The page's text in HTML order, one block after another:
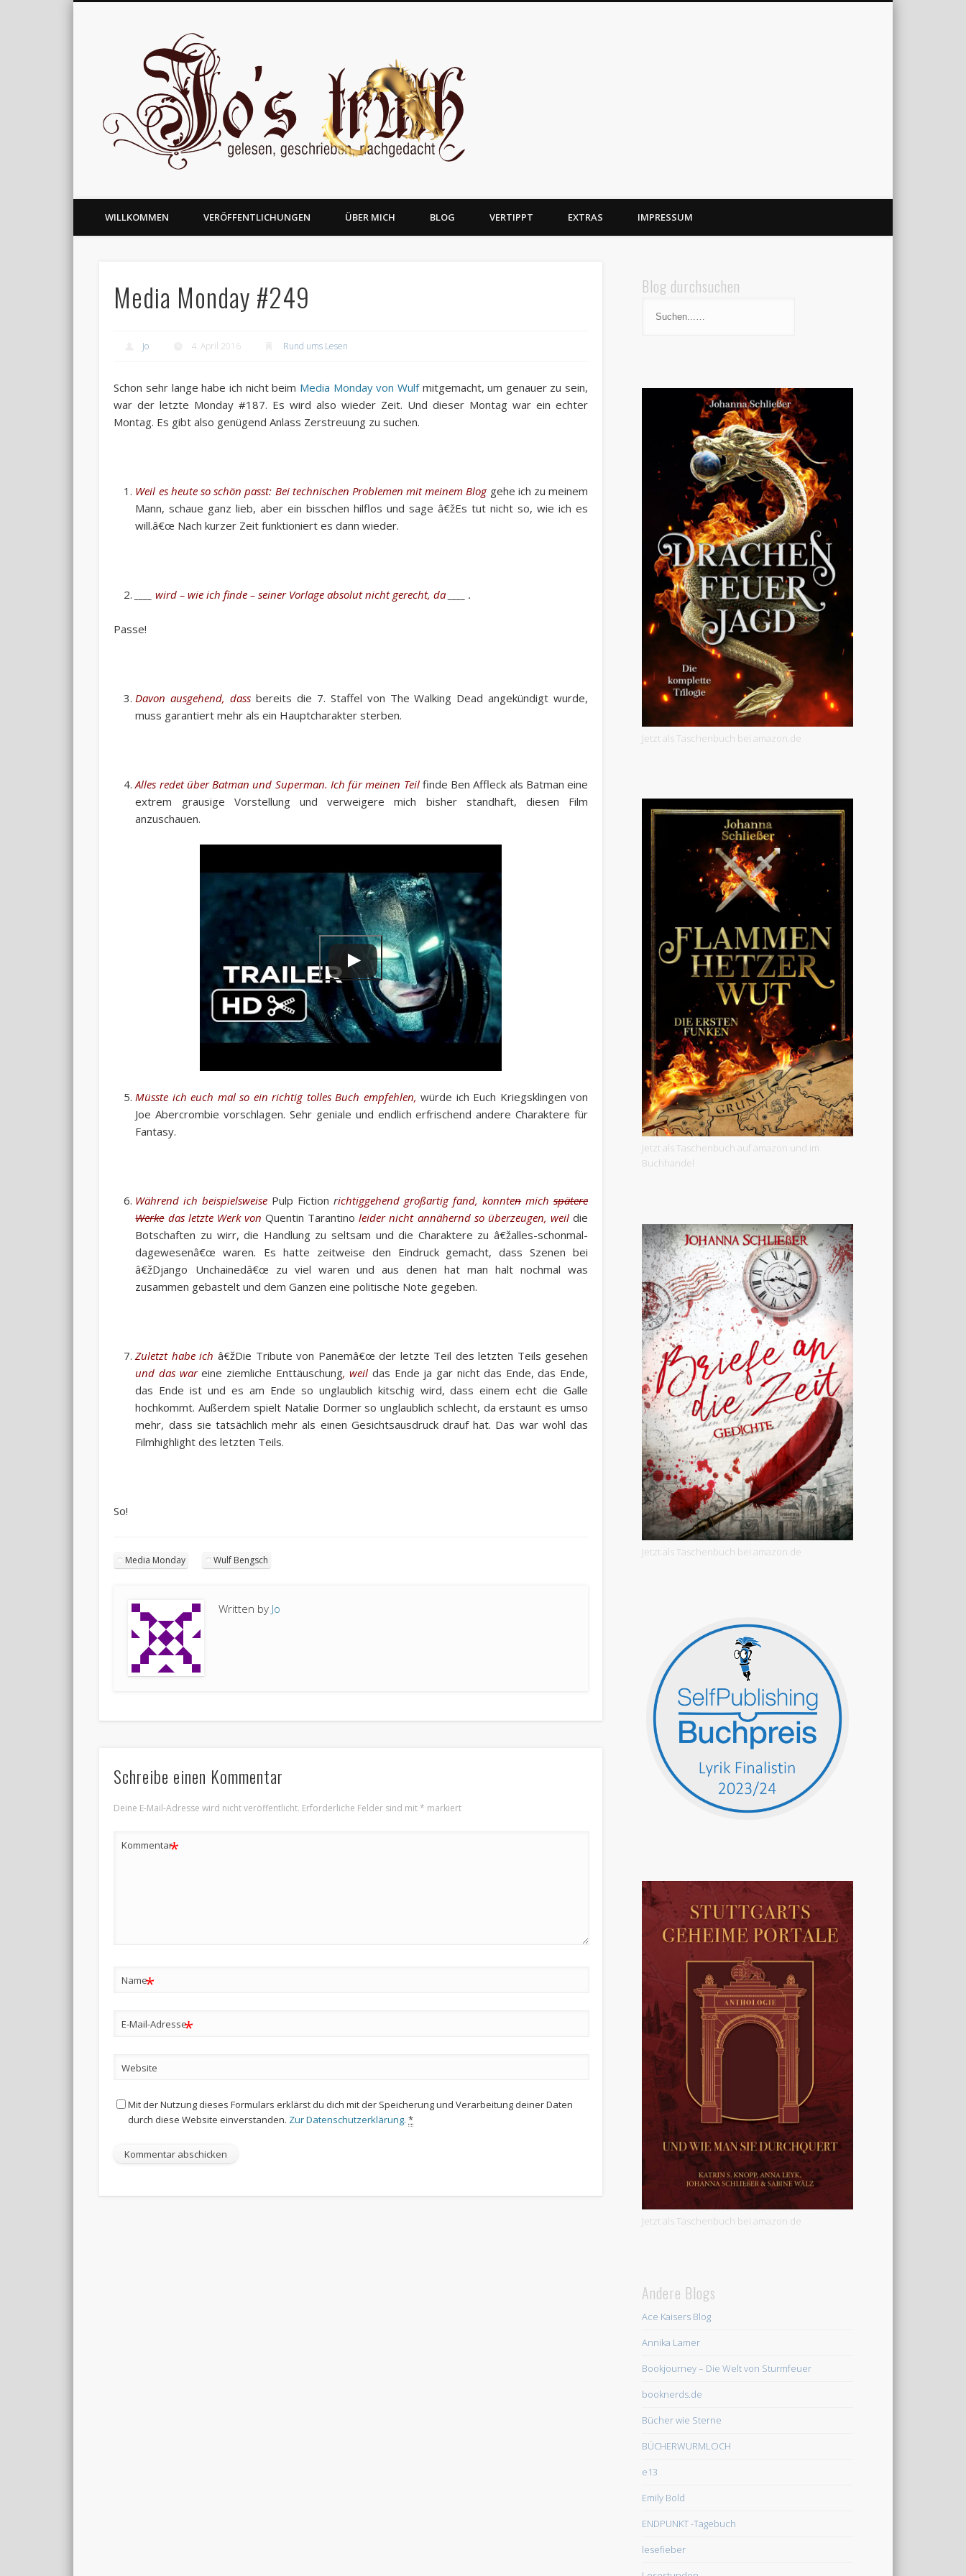
gelesen, geschrieben und nachgedacht
WILLKOMMEN VERÖFFENTLICHUNGEN ÜBER MICH BLOG VERTIPPT EXTRAS IMPRESSUM
Media Monday #249
Jo 4. April 2016 Rund ums Lesen
Schon sehr lange habe ich nicht beim Media Monday von Wulfmitgemacht, um genauer zu sein,
war der letzte Monday #187. Es wird also wieder Zeit. Und dieser Montag war ein echter
Montag. Es gibt also genügend Anlass Zerstreuung zu suchen.
Weil es heute so schön passt: Bei technischen Problemen mit meinem Blog gehe ich zu meinem
Mann, schaue ganz lieb, aber ein bisschen hilflos und sage â€žEs tut nicht so, wie ich es
will.â€œ Nach kurzer Zeit funktioniert es dann wieder.
____wird – wie ich finde – seiner Vorlage absolut nicht gerecht, da ____ .
Passe!
Davon ausgehend, dass bereits die 7. Staffel von The Walking Dead angekündigt wurde,
muss garantiert mehr als ein Hauptcharakter sterben.
Alles redet über Batman und Superman. Ich für meinen Teil finde Ben Affleck als Batman eine
extrem grausige Vorstellung und verweigere mich bisher standhaft, diesen Film
anzuschauen.
Müsste ich euch mal so ein richtig tolles Buch empfehlen, würde ich Euch Kriegsklingen von
Joe Abercrombie vorschlagen. Sehr geniale und endlich erfrischend andere Charaktere für
Fantasy.
Während ich beispielsweise Pulp Fiction richtiggehend großartig fand, konntenmichspätere
Werkedas letzte Werk vonQuentin Tarantino leider nicht annähernd so überzeugen, weildie
Botschaften zu wirr, die Handlung zu seltsam und die Charaktere zu â€žalles-schonmal-
dagewesenâ€œ waren. Es hatte zeitweise den Eindruck gemacht, dass Szenen bei
â€žDjango Unchainedâ€œ zu viel waren und aus denen hat man halt nochmal was
zusammen gebastelt und dem Ganzen eine politische Note gegeben.
Zuletzt habe ich â€žDie Tribute von Panemâ€œ der letzte Teil des letzten Teils gesehen
und das wareine ziemliche Enttäuschung, weil das Ende ja gar nicht das Ende, das Ende,
das Ende ist und es am Ende so unglaublich kitschig wird, dass einem echt die Galle
hochkommt. Außerdem spielt Natalie Dormer so unglaublich schlecht, da erstaunt es umso
mehr, dass sie tatsächlich mehr als einen Gesichtsausdruck drauf hat. Das war wohl das
Filmhighlight des letzten Teils.
So!
Media Monday Wulf Bengsch
Written by Jo
Schreibe einen Kommentar
Deine E-Mail-Adresse wird nicht veröffentlicht. Erforderliche Felder sind mit* markiert
Kommentar*
Name*
E-Mail-Adresse*
Website
Mit der Nutzung dieses Formulars erklärst du dich mit der Speicherung und Verarbeitung deiner Daten
durch diese Website einverstanden. Zur Datenschutzerklärung. *
Blog durchsuchen
Jetzt als Taschenbuch bei amazon.de
Jetzt als Taschenbuch auf amazon und im
Buchhandel
Jetzt als Taschenbuch bei amazon.de
Jetzt als Taschenbuch bei amazon.de
Andere Blogs
Ace Kaisers Blog
Annika Lamer
Bookjourney – Die Welt von Sturmfeuer
booknerds.de
Bücher wie Sterne
BÜCHERWURMLOCH
e13
Emily Bold
ENDPUNKT -Tagebuch
lesefieber